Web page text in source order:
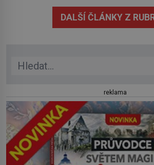
premiéře jej uvidíte na Viasat Nature v
července. Hořejší jezero, Huronské
DALŠÍ ČLÁNKY Z
reklama